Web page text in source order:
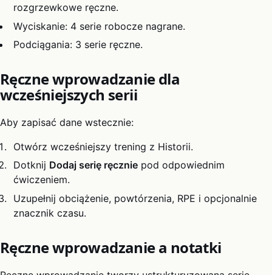
rozgrzewkowe ręczne.
Wyciskanie: 4 serie robocze nagrane.
Podciągania: 3 serie ręczne.
Ręczne wprowadzanie dla
wcześniejszych serii
Aby zapisać dane wstecznie:
Otwórz wcześniejszy trening z Historii.
Dotknij Dodaj serię ręcznie pod odpowiednim
ćwiczeniem.
Uzupełnij obciążenie, powtórzenia, RPE i opcjonalnie
znacznik czasu.
Ręczne wprowadzanie a notatki